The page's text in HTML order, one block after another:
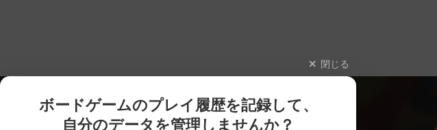
閉じる
ボードゲームのプレイ履歴を記録して、
自分のデータを管理しませんか？